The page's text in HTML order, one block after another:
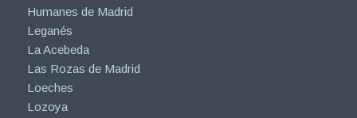
Humanes de Madrid
Leganés
La Acebeda
Las Rozas de Madrid
Loeches
Lozoya